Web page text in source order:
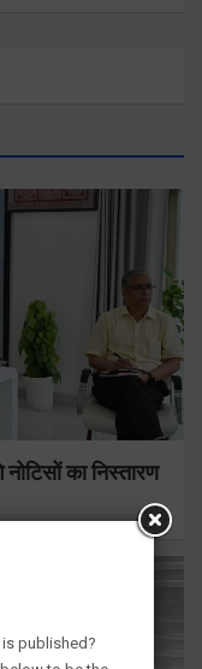
का निस्तारण
published?